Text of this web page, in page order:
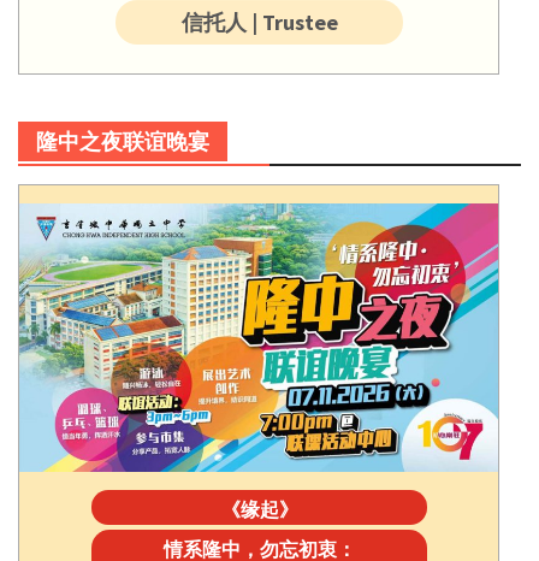
信托人 | Trustee
隆中之夜联谊晚宴
《缘起》
情系隆中，勿忘初衷：